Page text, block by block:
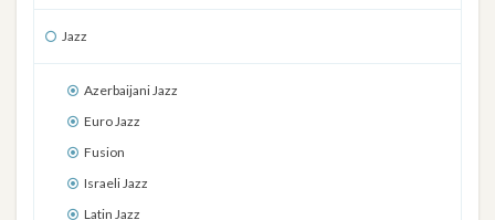
Jazz
Azerbaijani Jazz
Euro Jazz
Fusion
Israeli Jazz
Latin Jazz